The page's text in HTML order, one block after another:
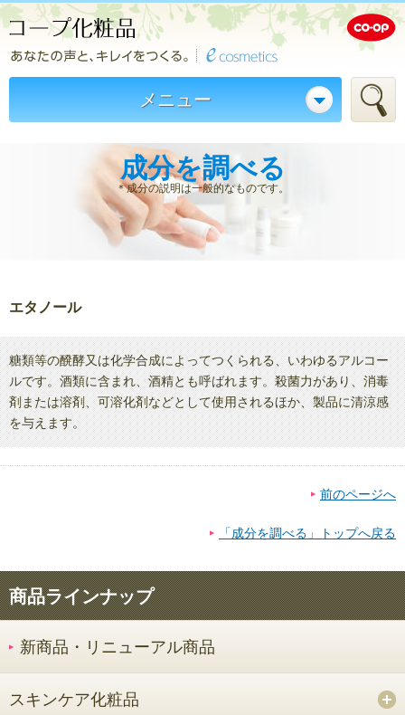
メニュー
成分を調べる
＊成分の説明は一般的なものです。
エタノール
糖類等の醗酵又は化学合成によってつくられる、いわゆるアルコー
ルです。酒類に含まれ、酒精とも呼ばれます。殺菌力があり、消毒
剤または溶剤、可溶化剤などとして使用されるほか、製品に清涼感
を与えます。
前のページへ
「成分を調べる」トップへ戻る
商品ラインナップ
新商品・リニューアル商品
スキンケア化粧品